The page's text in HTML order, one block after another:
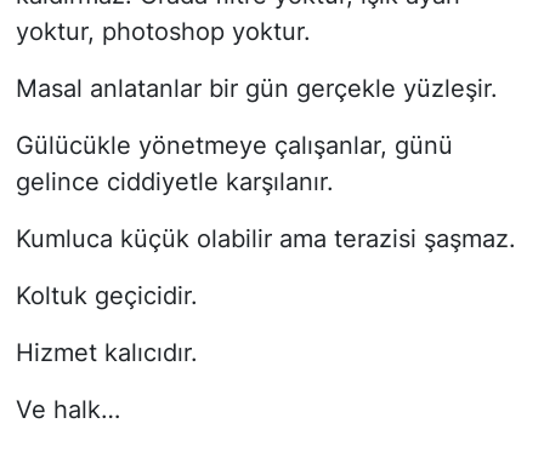
yoktur, photoshop yoktur.
Masal anlatanlar bir gün gerçekle yüzleşir.
Gülücükle yönetmeye çalışanlar, günü
gelince ciddiyetle karşılanır.
Kumluca küçük olabilir ama terazisi şaşmaz.
Koltuk geçicidir.
Hizmet kalıcıdır.
Ve halk…